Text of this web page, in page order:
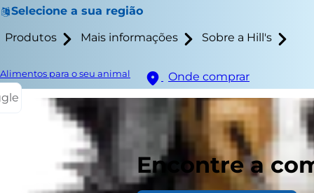
Selecione a sua região
Produtos Mais informações Sobre a Hill's
Alimentos para o seu animal
Onde comprar
Encontre a
Está
podem
nutrientes